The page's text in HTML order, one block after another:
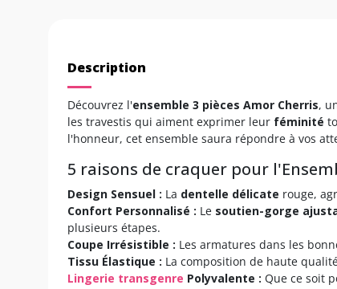
Description
Découvrez l'ensemble 3 pièces Amor Cherris,
les travestis qui aiment exprimer leur féminité
l'honneur, cet ensemble saura répondre à vos
5 raisons de craquer pour
Design Sensuel : La dentelle délicate rouge,
Confort Personnalisé : Le soutien-gorge
plusieurs étapes.
Coupe Irrésistible : Les armatures dans les
Tissu Élastique : La composition de haute
Lingerie transgenre Polyvalente : Que ce soit